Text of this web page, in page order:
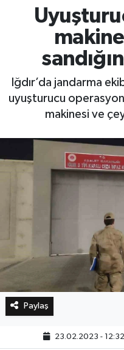
Iğdır’da jandarma
uyuşturucu
makinesi ve
Paylaş
23.02.2023 - 12:32
Kültür & Sanat
Teknoloji
Bilim
Genel